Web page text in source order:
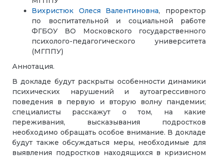
Вихристюк Олеся Валентиновна, проректор
по воспитательной и социальной работе
ФГБОУ ВО Московского государственного
психолого-педагогического университета
(МГППУ)
Аннотация.
В докладе будут раскрыты особенности динамики
психических нарушений и аутоагрессивного
поведения в первую и вторую волну пандемии;
специалисты расскажут о том, на какие
переживания, высказывания подростков
необходимо обращать особое внимание. В докладе
будут также обсуждаться меры, необходимые для
выявления подростков находящихся в кризисном